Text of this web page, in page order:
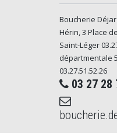
Boucherie
Hérin, 3 Place
Saint-Léger
départmentale
03.27.51.52.26
03 27 28